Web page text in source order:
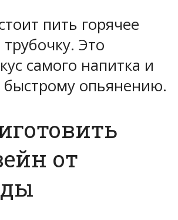
пить горячее
Это
самого напитка и
быстрому опьянению.
от